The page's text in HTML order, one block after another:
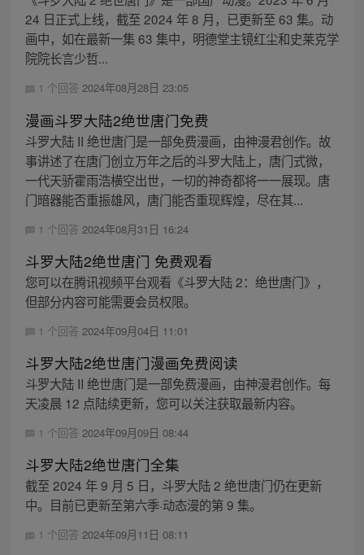
24 日正式上线，截至 2024 年 8 月，已更新至 63 集。动
画中，如在最新一集 63 集中，明德堂主镜红尘和史莱克学
院院长言少哲...
1 个回答 2024年08月28日 23:05
漫画斗罗大陆2绝世唐门免费
斗罗大陆 II 绝世唐门是一部免费漫画，由神漫君创作。故
事讲述了在唐门创立万年之后的斗罗大陆上，唐门式微，
一代天骄霍雨浩横空出世，一切的神奇都将一一展现。唐
门暗器能否重振雄风，唐门能否重现辉煌，尽在其...
1 个回答 2024年08月31日 16:24
斗罗大陆2绝世唐门 免费观看
您可以在腾讯视频平台观看《斗罗大陆 2：绝世唐门》，
但部分内容可能需要会员权限。
1 个回答 2024年09月04日 11:01
斗罗大陆2绝世唐门漫画免费阅读
斗罗大陆 II 绝世唐门是一部免费漫画，由神漫君创作。每
天凌晨 12 点陆续更新，您可以关注获取最新内容。
1 个回答 2024年09月09日 08:44
斗罗大陆2绝世唐门全集
截至 2024 年 9 月 5 日，斗罗大陆 2 绝世唐门仍在更新
中。目前已更新至第六季·动态漫的第 9 集。
1 个回答 2024年09月11日 08:11